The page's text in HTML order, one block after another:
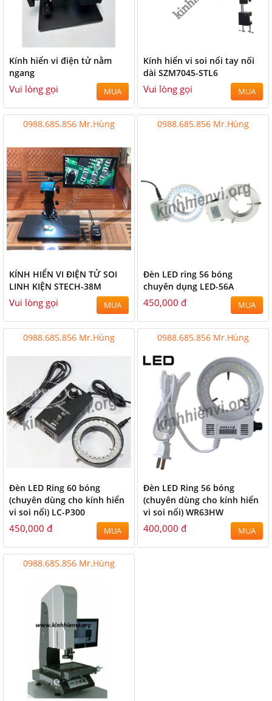
Kính hiển vi điện tử nằm
ngang
Vui lòng gọi MUA
Kính hiển vi soi nổi tay nối
dài SZM7045-STL6
Vui lòng gọi MUA
0988.685.856 Mr.Hùng
KÍNH HIỂN VI ĐIỆN TỬ SOI
LINH KIỆN STECH-38M
Vui lòng gọi MUA
0988.685.856 Mr.Hùng
Đèn LED ring 56 bóng
chuyên dụng LED-56A
450,000 đ MUA
0988.685.856 Mr.Hùng
Đèn LED Ring 60 bóng
(chuyên dùng cho kính hiển
vi soi nổi) LC-P300
450,000 đ MUA
0988.685.856 Mr.Hùng
Đèn LED Ring 56 bóng
(chuyên dùng cho kính hiển
vi soi nổi) WR63HW
400,000 đ MUA
0988.685.856 Mr.Hùng